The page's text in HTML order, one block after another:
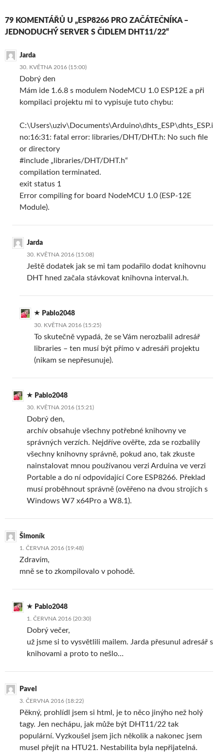
79 KOMENTÁŘŮ U „ESP8266 PRO ZAČÁTEČNÍKA –
JEDNODUCHÝ SERVER S ČIDLEM DHT11/22“
Jarda
30. KVĚTNA 2016 (15:00)
Dobrý den
Mám ide 1.6.8 s modulem NodeMCU 1.0 ESP12E a při
kompilaci projektu mi to vypisuje tuto chybu:
C:\Users\uziv\Documents\Arduino\dhts_ESP\dhts_ESP.i
no:16:31: fatal error: libraries/DHT/DHT.h: No such file
or directory
#include „libraries/DHT/DHT.h“
compilation terminated.
exit status 1
Error compiling for board NodeMCU 1.0 (ESP-12E
Module).
Jarda
30. KVĚTNA 2016 (15:08)
Ještě dodatek jak se mi tam podařilo dodat knihovnu
DHT hned začala stávkovat knihovna interval.h.
Pablo2048
30. KVĚTNA 2016 (15:25)
To skutečně vypadá, že se Vám nerozbalil adresář
libraries – ten musí být přímo v adresáři projektu
(nikam se nepřesunuje).
Pablo2048
30. KVĚTNA 2016 (15:21)
Dobrý den,
archív obsahuje všechny potřebné knihovny ve
správných verzích. Nejdříve ověřte, zda se rozbalily
všechny knihovny správně, pokud ano, tak zkuste
nainstalovat mnou používanou verzi Arduina ve verzi
Portable a do ní odpovídající Core ESP8266. Překlad
musí proběhnout správně (ověřeno na dvou strojích s
Windows W7 x64Pro a W8.1).
Šimoník
1. ČERVNA 2016 (19:48)
Zdravím,
mně se to zkompilovalo v pohodě.
Pablo2048
1. ČERVNA 2016 (20:30)
Dobrý večer,
už jsme si to vysvětlili mailem. Jarda přesunul adresář s
knihovami a proto to nešlo…
Pavel
3. ČERVNA 2016 (18:22)
Pěkný, prohlídl jsem si html, je to něco jinýho než holý
tagy. Jen nechápu, jak může být DHT11/22 tak
populární. Vyzkoušel jsem jich několik a nakonec jsem
musel přejít na HTU21. Nestabilita byla nepřijatelná.